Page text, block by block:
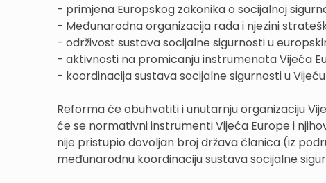
- primjena Europskog zakonika o socijalnoj
- Međunarodna organizacija rada i njezini
- održivost sustava socijalne sigurnosti u
- aktivnosti na promicanju instrumenata Vijeća
- koordinacija sustava socijalne sigurnosti u Vijeću
Reforma će obuhvatiti i unutarnju organizaciju
će se normativni instrumenti Vijeća Europe i
nije pristupio dovoljan broj država članica (iz
međunarodnu koordinaciju sustava socijalne